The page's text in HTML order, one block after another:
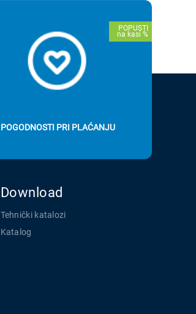
POGODNOSTI PRI PLAĆANJU
Download
Tehnički katalozi
Katalog